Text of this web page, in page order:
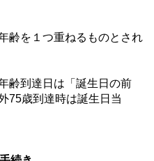
齢を１つ重ねるものとされ
齢到達日は「誕生日の前
75歳到達時は誕生日当